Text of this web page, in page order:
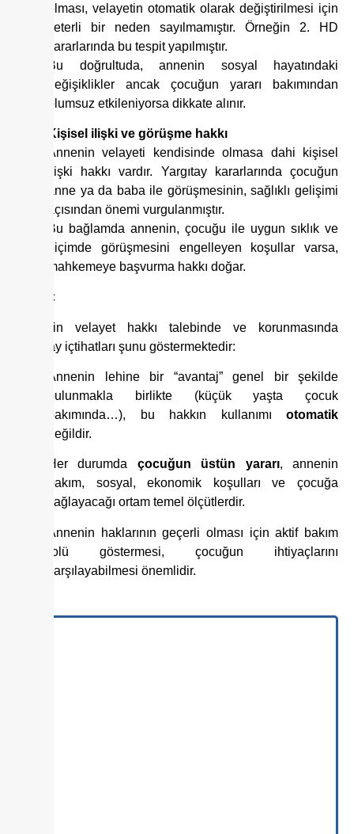
olması, velayetin otomatik olarak değiştirilmesi için
yeterli bir neden sayılmamıştır. Örneğin 2. HD
kararlarında bu tespit yapılmıştır.
Bu doğrultuda, annenin sosyal hayatındaki
değişiklikler ancak çocuğun yararı bakımından
olumsuz etkileniyorsa dikkate alınır.
Kişisel ilişki ve görüşme hakkı
Annenin velayeti kendisinde olmasa dahi kişisel
ilişki hakkı vardır. Yargıtay kararlarında çocuğun
anne ya da baba ile görüşmesinin, sağlıklı gelişimi
açısından önemi vurgulanmıştır.
Bu bağlamda annenin, çocuğu ile uygun sıklık ve
biçimde görüşmesini engelleyen koşullar varsa,
mahkemeye başvurma hakkı doğar.
Sonuç
Annenin velayet hakkı talebinde ve korunmasında
Yargıtay içtihatları şunu göstermektedir:
Annenin lehine bir “avantaj” genel bir şekilde
bulunmakla birlikte (küçük yaşta çocuk
bakımında…), bu hakkın kullanımı otomatik
değildir.
Her durumda çocuğun üstün yararı, annenin
bakım, sosyal, ekonomik koşulları ve çocuğa
sağlayacağı ortam temel ölçütlerdir.
Annenin haklarının geçerli olması için aktif bakım
rolü göstermesi, çocuğun ihtiyaçlarını
karşılayabilmesi önemlidir.